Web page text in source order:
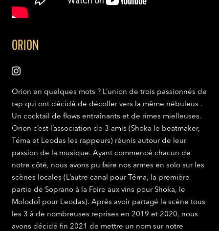
ORION
Orion en quelques mots ? L’union de trois passionnés de
rap qui ont décidé de décoller vers la même nébuleus .
Un cocktail de flows entraînants et de rimes mielleuses.
Orion c’est l’association de 3 amis (Shoka le beatmaker,
Téma et Leodas les rappeurs) réunis autour de leur
passion de la musique. Ayant commencé chacun de
notre côté, nous avons pu faire nos armes en solo sur les
scènes locales (L’autre canal pour Téma, la première
partie de Soprano à la Foire aux vins pour Shoka, le
MolodoÏ pour Leodas). Après avoir partagé la scène tous
les 3 à de nombreuses reprises en 2019 et 2020, nous
avons décidé fin 2021 de mettre un nom sur notre